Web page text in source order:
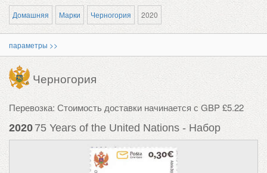
Домашняя Марки Черногория 2020
параметры >>
Черногория
Перевозка: Стоимость доставки начинается с GBP £5.22
2020 75 Years of the United Nations - Набор